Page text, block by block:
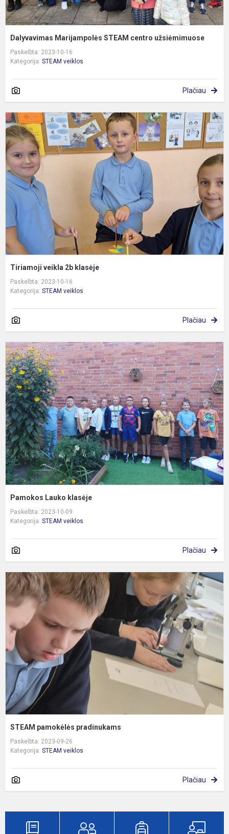
Dalyvavimas Marijampolės STEAM centro užsiėmimuose
Paskelbta: 2023-10-16
Kategorija: STEAM veiklos
Plačiau
Tiriamoji veikla 2b klasėje
Paskelbta: 2023-10-16
Kategorija: STEAM veiklos
Plačiau
Pamokos Lauko klasėje
Paskelbta: 2023-10-09
Kategorija: STEAM veiklos
Plačiau
STEAM pamokėlės pradinukams
Paskelbta: 2023-09-26
Kategorija: STEAM veiklos
Plačiau